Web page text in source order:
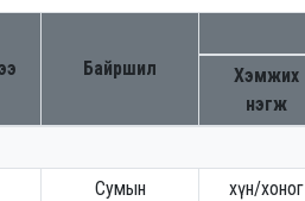
Байршил
Хэмжих
нэгж
Сумын
хүн/хоног